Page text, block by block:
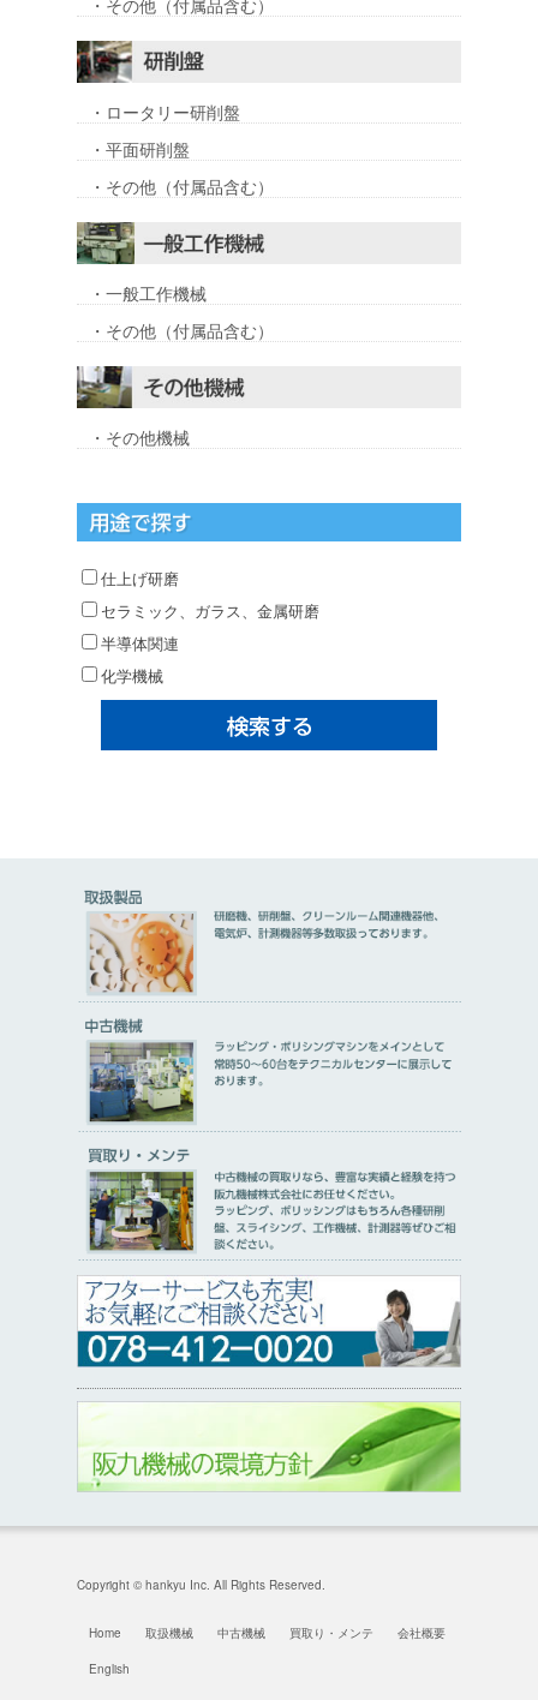
・ロータリー研削盤
・平面研削盤
・その他（付属品含む）
・一般工作機械
・その他（付属品含む）
・その他機械
仕上げ研磨
セラミック、ガラス、金属研磨
半導体関連
化学機械
Copyright © hankyu Inc. All Rights Reserved.
Home 取扱機械 中古機械 買取り・メンテ 会社概要
English